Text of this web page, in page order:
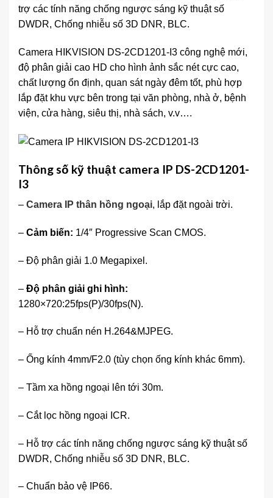
trợ các tính năng chống ngược sáng kỹ thuật số
DWDR, Chống nhiễu số 3D DNR, BLC.
Camera HIKVISION DS-2CD1201-I3 công nghệ mới,
độ phân giải cao HD cho hình ảnh sắc nét cực cao,
chất lượng ổn định, quan sát ngày đêm tốt, phù hợp
lắp đặt khu vực bên trong tại văn phòng, nhà ở, bệnh
viện, cửa hàng, siêu thị, nhà sách, v.v….
Thông số kỹ thuật camera IP DS-2CD1201-
I3
– Camera IP thân hồng ngoại, lắp đặt ngoài trời.
– Cảm biến: 1/4″ Progressive Scan CMOS.
– Độ phân giải 1.0 Megapixel.
– Độ phân giải ghi hình:
1280×720:25fps(P)/30fps(N).
– Hỗ trợ chuẩn nén H.264&MJPEG.
– Ống kính 4mm/F2.0 (tùy chọn ống kính khác 6mm).
– Tầm xa hồng ngoại lên tới 30m.
– Cắt lọc hồng ngoại ICR.
– Hỗ trợ các tính năng chống ngược sáng kỹ thuật số
DWDR, Chống nhiễu số 3D DNR, BLC.
– Chuẩn bảo vệ IP66.